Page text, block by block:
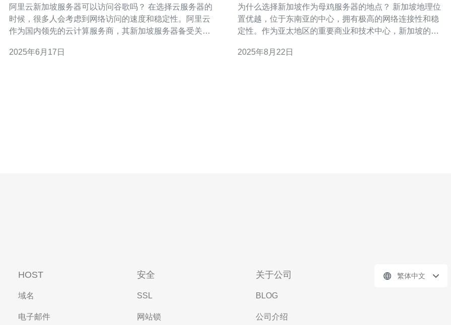
阿里云新加坡服务器可以访问谷歌吗？ 在选择云服务器的
时候，很多人会考虑到网络访问的速度和稳定性。阿里云
作为国内领先的云计算服务商，其新加坡服务器备受关
歌，下面我们就来详细探讨这个问题。 首先，我们需要了
2025年6月17日
为什么选择新加坡作为母鸡服务器的地点？ 新加坡地理位
置优越，位于东南亚的中心，拥有极高的网络连接性和稳
定性。作为亚太地区的重要商业和技术中心，新加坡的网
得新加坡母鸡服务器能够为全球用户提供快速、稳定的访
2025年8月22日
HOST
域名
电子邮件
安全
SSL
网站锁
关于公司
BLOG
公司介绍
繁体中文